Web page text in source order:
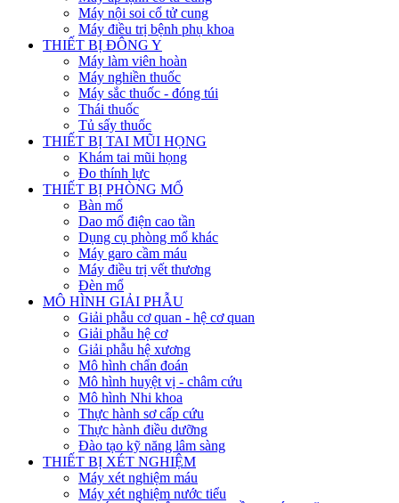
Máy nội soi cổ tử cung
Máy điều trị bệnh phụ khoa
THIẾT BỊ ĐÔNG Y
Máy làm viên hoàn
Máy nghiền thuốc
Máy sắc thuốc - đóng túi
Thái thuốc
Tủ sấy thuốc
THIẾT BỊ TAI MŨI HỌNG
Khám tai mũi họng
Đo thính lực
THIẾT BỊ PHÒNG MỔ
Bàn mổ
Dao mổ điện cao tần
Dụng cụ phòng mổ khác
Máy garo cầm máu
Máy điều trị vết thương
Đèn mổ
MÔ HÌNH GIẢI PHẪU
Giải phẫu cơ quan - hệ cơ quan
Giải phẫu hệ cơ
Giải phẫu hệ xương
Mô hình chẩn đoán
Mô hình huyệt vị - châm cứu
Mô hình Nhi khoa
Thực hành sơ cấp cứu
Thực hành điều dưỡng
Đào tạo kỹ năng lâm sàng
THIẾT BỊ XÉT NGHIỆM
Máy xét nghiệm máu
Máy xét nghiệm nước tiểu